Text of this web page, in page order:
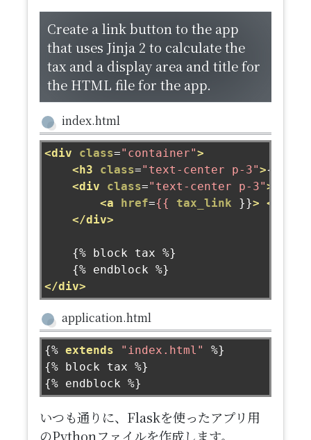
Create a link button to the app
that uses Jinja 2 to calculate the
tax and a display area and title for
the HTML file for the app.
index.html
<div class="container">
<h3
class="text-center p-3">{{
<div
class="text-center p-3">
<a
href={{ tax_link }}>
</div>
    {% block tax %}
</div>
application.html
{% extends "index.html"
%}
{% block tax %}
{% endblock %}
いつも通りに、Flaskを使ったアプリ用
のPythonファイルを作成します。